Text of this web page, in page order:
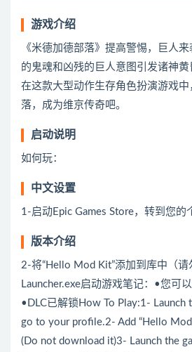
游戏介绍
《米德加德部落》提高警惕，巨人
的鬼魂和凶残的巨人意图引发诸神黄
在这款大型动作生存角色扮演游戏
落，成为维京传奇吧。
启动说明
如何玩：
中文设置
1-启动Epic Games Store，转到您的
版本介绍
2-将“Hello Mod Kit”添加到库中（
Launcher.exe启动游戏笔记：•您可
•DLC已解锁How To Play:1- Launch
go to your profile.2- Add “Hello
(Do not download it)3- Launch the